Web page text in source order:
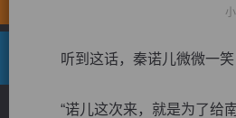
听到这话，秦诺儿微微一笑
“诺儿这次来，就是为了给南